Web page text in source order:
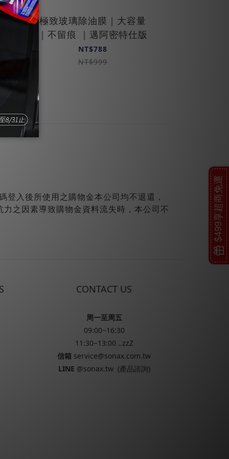
極致玻璃除油膜｜大容量
｜不留痕 ｜邁阿密特仕版
NT$788
NT$999
入後所使用之購物金本公司均不退還，
之因素導致購物金資料流失時，本公司不
CONTACT US
周一至周五
09:00~16:30
11:30~13:00 ..zzZ
信箱 service@sonax.com.tw
LINE @sonax.tw(產品諮詢)
$499享超商免運